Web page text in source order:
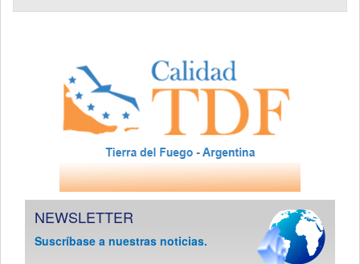
NEWSLETTER
Suscríbase a nuestras noticias.